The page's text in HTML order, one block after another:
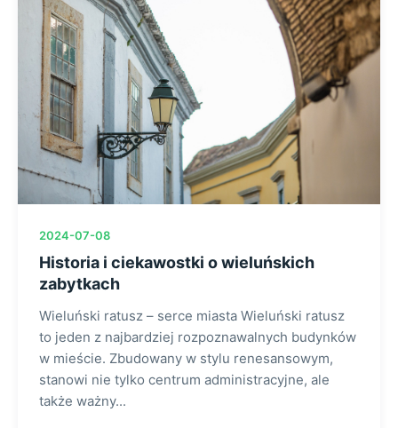
2024-07-08
Historia i ciekawostki o wieluńskich
zabytkach
Wieluński ratusz – serce miasta Wieluński ratusz
to jeden z najbardziej rozpoznawalnych budynków
w mieście. Zbudowany w stylu renesansowym,
stanowi nie tylko centrum administracyjne, ale
także ważny...